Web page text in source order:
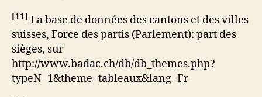
[11] La base de données des cantons et des villes
suisses, Force des partis (Parlement): part des
sièges, sur
http://www.badac.ch/db/db_themes.php?
typeN=1&theme=tableaux&lang=Fr